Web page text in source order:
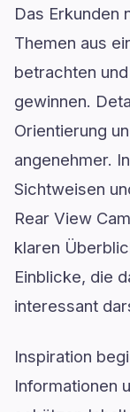
Das Erkunden
Themen aus
betrachten
gewinnen.
Orientierung
angenehmer.
Sichtweisen
Rear View
klaren
Einblicke, die
interessant
Inspiration
Informationen